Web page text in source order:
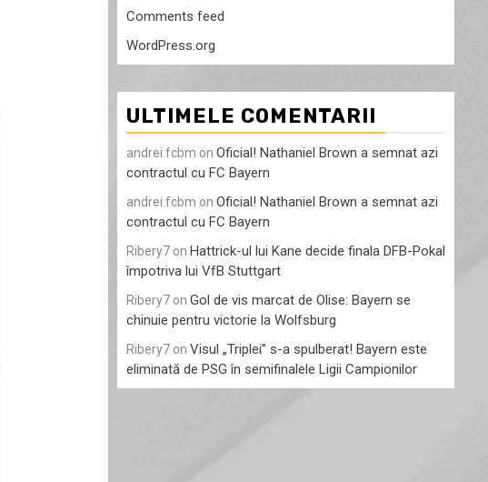
Comments feed
WordPress.org
ULTIMELE COMENTARII
andrei.fcbm on Oficial! Nathaniel Brown a semnat azi
contractul cu FC Bayern
andrei.fcbm on Oficial! Nathaniel Brown a semnat azi
contractul cu FC Bayern
Ribery7 on Hattrick-ul lui Kane decide finala DFB-Pokal
împotriva lui VfB Stuttgart
Ribery7 on Gol de vis marcat de Olise: Bayern se
chinuie pentru victorie la Wolfsburg
Ribery7 on Visul „Triplei” s-a spulberat! Bayern este
eliminată de PSG în semifinalele Ligii Campionilor